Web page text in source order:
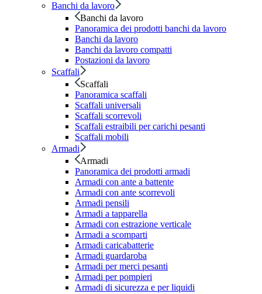
Banchi da lavoro
Banchi da lavoro
Panoramica dei prodotti banchi da lavoro
Banchi da lavoro
Banchi da lavoro compatti
Postazioni da lavoro
Scaffali
Scaffali
Panoramica scaffali
Scaffali universali
Scaffali scorrevoli
Scaffali estraibili per carichi pesanti
Scaffali mobili
Armadi
Armadi
Panoramica dei prodotti armadi
Armadi con ante a battente
Armadi con ante scorrevoli
Armadi pensili
Armadi a tapparella
Armadi con estrazione verticale
Armadi a scomparti
Armadi caricabatterie
Armadi guardaroba
Armadi per merci pesanti
Armadi per pompieri
Armadi di sicurezza e per liquidi